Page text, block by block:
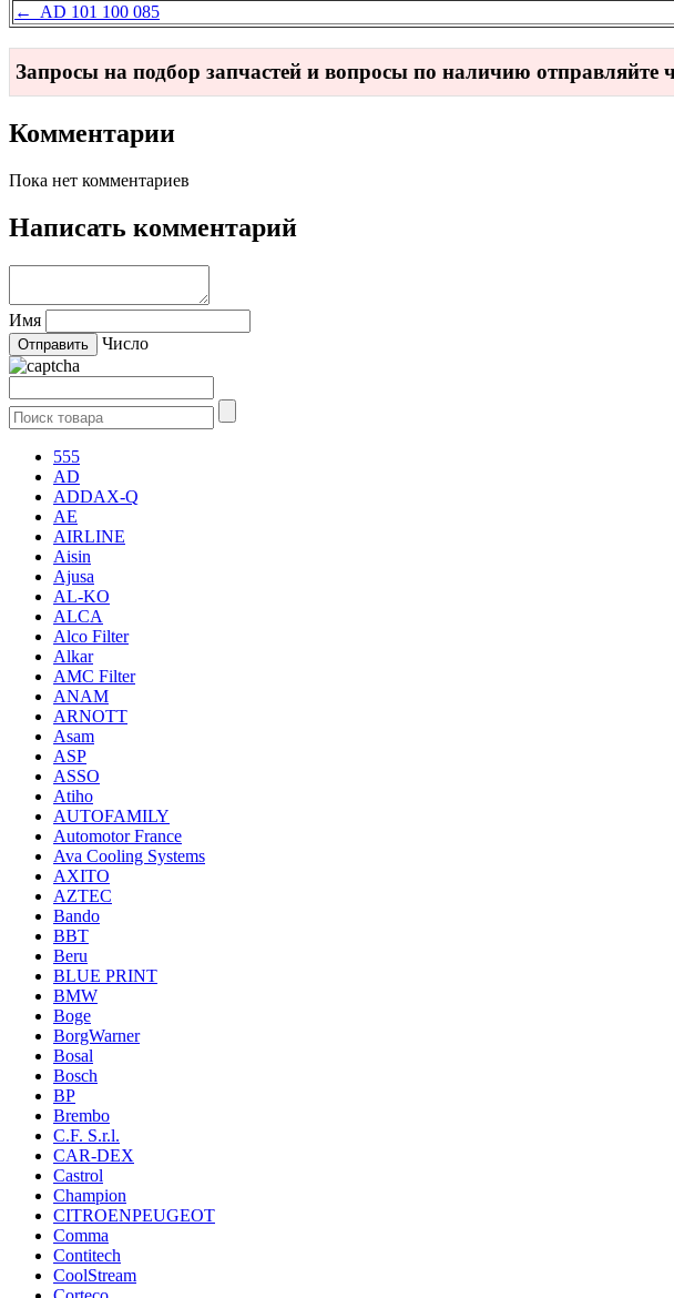
← AD 101 100 085
Запросы на подбор запчастей и вопросы по наличию отправляйте
Комментарии
Пока нет комментариев
Написать комментарий
Имя
Число
555
AD
ADDAX-Q
AE
AIRLINE
Aisin
Ajusa
AL-KO
ALCA
Alco Filter
Alkar
AMC Filter
ANAM
ARNOTT
Asam
ASP
ASSO
Atiho
AUTOFAMILY
Automotor France
Ava Cooling Systems
AXITO
AZTEC
Bando
BBT
Beru
BLUE PRINT
BMW
Boge
BorgWarner
Bosal
Bosch
BP
Brembo
C.F. S.r.l.
CAR-DEX
Castrol
Champion
CITROENPEUGEOT
Comma
Contitech
CoolStream